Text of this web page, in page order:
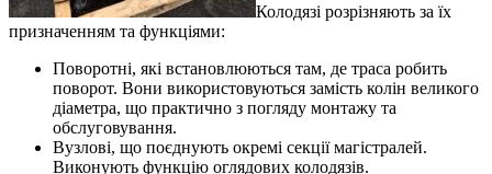
Колодязі розрізняють за їх
призначенням та функціями:
Поворотні, які встановлюються там, де траса робить
поворот. Вони використовуються замість колін великого
діаметра, що практично з погляду монтажу та
обслуговування.
Вузлові, що поєднують окремі секції магістралей.
Виконують функцію оглядових колодязів.